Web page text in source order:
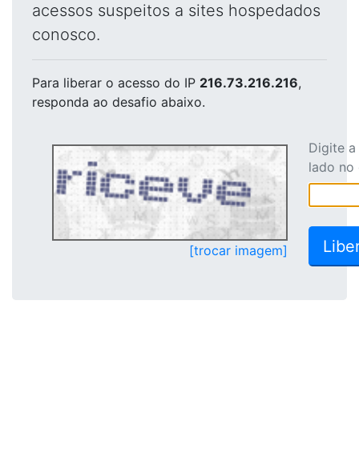
acessos suspeitos a sites hospedados
conosco.
Para liberar o acesso do IP 216.73.216.216,
responda ao desafio abaixo.
[trocar imagem]
Digite
lado no